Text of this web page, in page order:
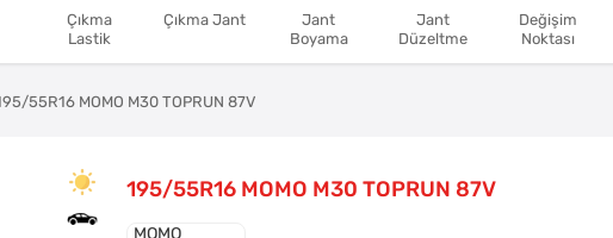
Çıkma
Lastik
Çıkma Jant
Jant
Boyama
Jant
Düzeltme
Değişim
Noktası
55R16 MOMO M30 TOPRUN 87V
195/55R16 MOMO M30 TOPRUN 87V
MOMO